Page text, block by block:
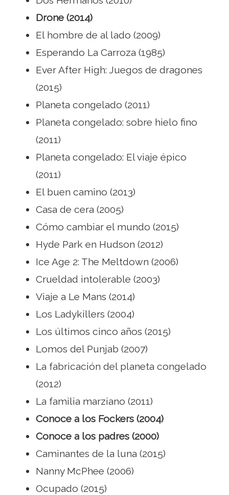
Drone (2014)
El hombre de al lado (2009)
Esperando La Carroza (1985)
Ever After High: Juegos de dragones
(2015)
Planeta congelado (2011)
Planeta congelado: sobre hielo fino
(2011)
Planeta congelado: El viaje épico
(2011)
El buen camino (2013)
Casa de cera (2005)
Cómo cambiar el mundo (2015)
Hyde Park en Hudson (2012)
Ice Age 2: The Meltdown (2006)
Crueldad intolerable (2003)
Viaje a Le Mans (2014)
Los Ladykillers (2004)
Los últimos cinco años (2015)
Lomos del Punjab (2007)
La fabricación del planeta congelado
(2012)
La familia marziano (2011)
Conoce a los Fockers (2004)
Conoce a los padres (2000)
Caminantes de la luna (2015)
Nanny McPhee (2006)
Ocupado (2015)